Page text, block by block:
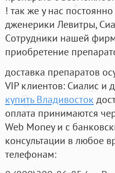
! так же у нас
дженерики Левитры,
Cотрудники нашей
приобретение
доставка препаратов
VIP клиентов: Сиалис и
купить Владивосток
оплата принимаются
Web Money и с
консультации в любое
телефонам: